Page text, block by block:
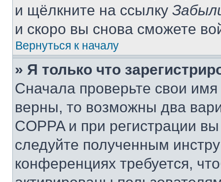
и щёлкните на ссылку
и скоро вы снова сможете
Вернуться к началу
» Я только что
Сначала проверьте свои
верны, то возможны два
COPPA и при регистрации
следуйте полученным
конференциях требуется,